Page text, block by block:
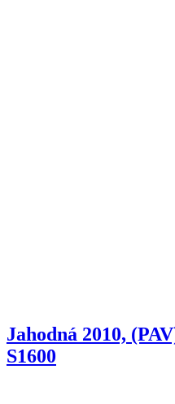
Jahodná 2010,
S1600